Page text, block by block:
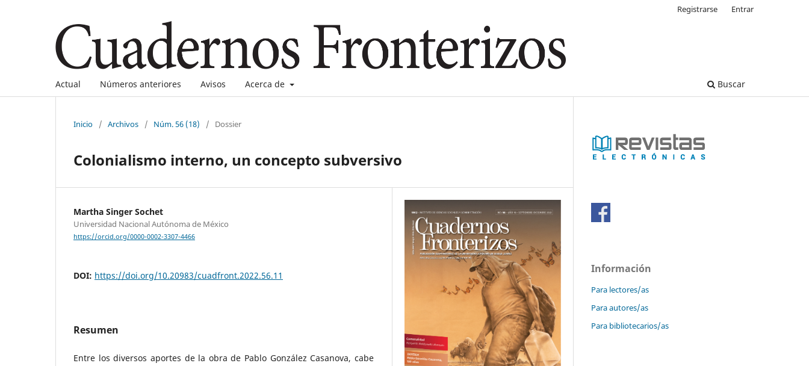
Actual Números anteriores Avisos Acerca de Buscar
Registrarse Entrar
Inicio / Archivos / Núm. 56 (18) / Dossier
Colonialismo interno, un concepto subversivo
Martha Singer Sochet
Universidad Nacional Autónoma de México
https://orcid.org/0000-0002-3307-4466
DOI: https://doi.org/10.20983/cuadfront.2022.56.11
Resumen
Entre los diversos aportes de la obra de Pablo González Casanova, cabe
Información
Para lectores/as
Para autores/as
Para bibliotecarios/as